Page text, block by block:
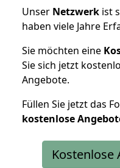
Unser Netzwerk ist
haben viele Jahre
Sie möchten eine
Sie sich jetzt
Angebote.
Füllen Sie jetzt das
kostenlose
Kostenlose